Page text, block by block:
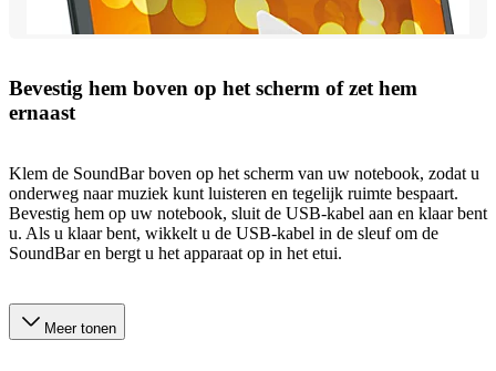
Bevestig hem boven op het scherm of zet hem
ernaast
Klem de SoundBar boven op het scherm van uw notebook, zodat u
onderweg naar muziek kunt luisteren en tegelijk ruimte bespaart.
Bevestig hem op uw notebook, sluit de USB-kabel aan en klaar bent
u. Als u klaar bent, wikkelt u de USB-kabel in de sleuf om de
SoundBar en bergt u het apparaat op in het etui.
Meer tonen